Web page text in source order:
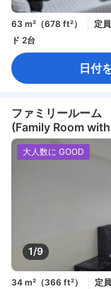
63 m²（678 ft²） 定
ド 2台
日付
ファミリールーム
(Family Room
1/9
大人数に GOOD
34 m²（366 ft²） 定